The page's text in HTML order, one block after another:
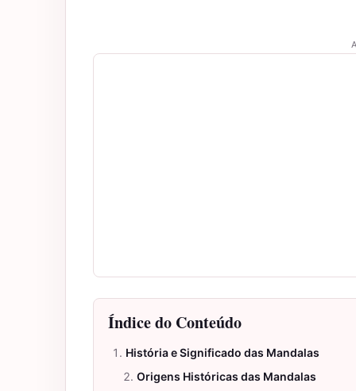
Índice do Conteúdo
História e Significado das Mandalas
Origens Históricas das Mandalas